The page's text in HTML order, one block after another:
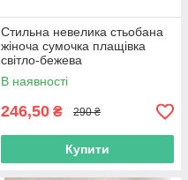
Стильна невелика стьобана
жіноча сумочка плащівка
світло-бежева
В наявності
246,50 ₴ 290 ₴
Купити